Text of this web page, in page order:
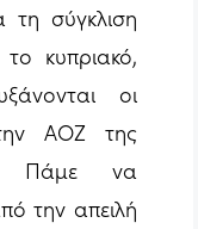
τη σύγκλιση
κυπριακό,
οι
ΑΟΖ της
Πάμε να
την απειλή